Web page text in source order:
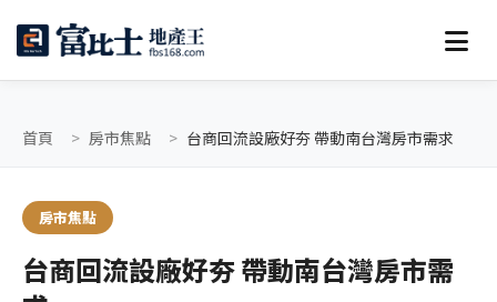
首頁 房市焦點 台商回流設廠好夯 帶動南台灣房市需求
房市焦點
台商回流設廠好夯 帶動南台灣房市需